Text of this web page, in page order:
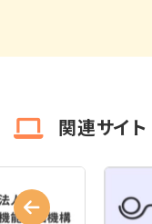
関連サイト